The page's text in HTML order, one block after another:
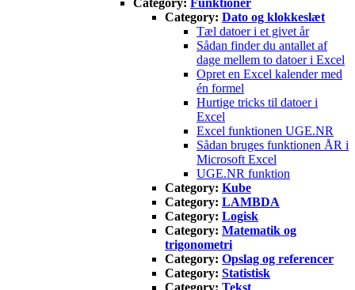
Category: Dato og klokkeslæt
Tæl datoer i et givet år
Sådan finder du antallet af
dage mellem to datoer i Excel
Opret en Excel kalender med
én formel
Hurtige tricks til datoer i
Excel
Excel funktionen UGE.NR
Sådan bruges funktionen ÅR i
Microsoft Excel
UGE.NR funktion
Category: Kube
Category: LAMBDA
Category: Logisk
Category: Matematik og
trigonometri
Category: Opslag og referencer
Category: Statistisk
Category: Tekst